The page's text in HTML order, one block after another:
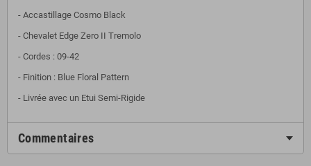
- Accastillage Cosmo Black
- Chevalet Edge Zero II Tremolo
- Cordes : 09-42
- Finition : Blue Floral Pattern
- Livrée avec un Etui Semi-Rigide
Commentaires